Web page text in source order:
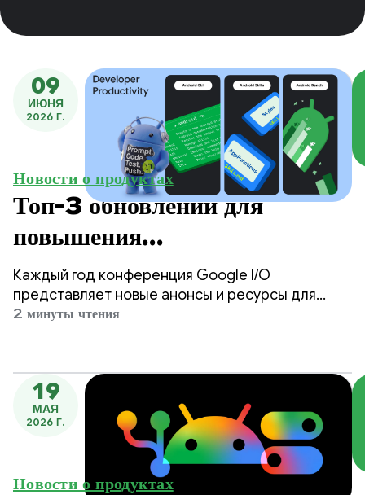
09
ИЮНЯ
2026 Г.
Новости о продуктах
Топ-3 обновлений для
повышения
производительности
разработчиков Android
Каждый год конференция Google I/O
представляет новые анонсы и ресурсы для
различных экосистем и продуктов, включая
интеллект и инструменты с поддержкой
агентов, мы расширили спектр наших
предложений, чтобы лучше поддерживать вас
независимо от того, какой подход к разработке
вы выберете для Android.
2 минуты чтения
19
МАЯ
2026 Г.
Новости о продуктах